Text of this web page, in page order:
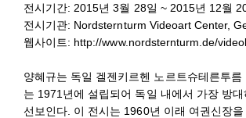
전시기간: 2015년 3월 28일 ~ 2015년 12월
전시기관: Nordsternturm Videoart Center,
웹사이트: http://www.nordsternturm.de/
양혜규는 독일 겔젠키르헨 노르트슈테른투
는 1971년에 설립되어 독일 내에서 가장 방
선보인다. 이 전시는 1960년 이래 여권신장